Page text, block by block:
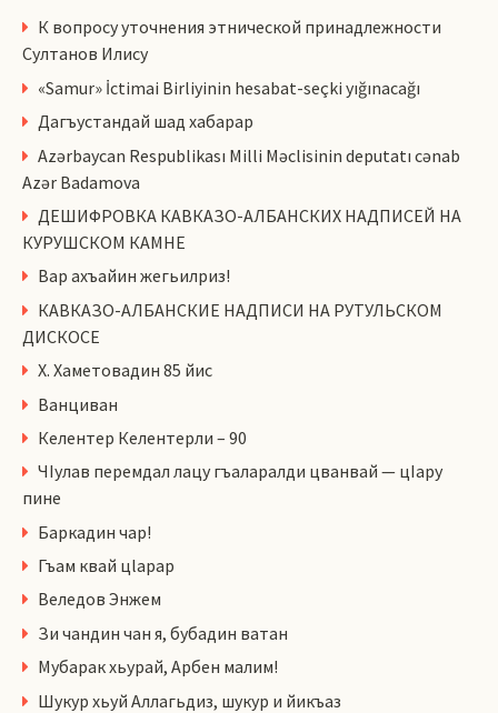
К вопросу уточнения этнической принадлежности
Султанов Илису
«Samur» İctimai Birliyinin hesabat-seçki yığınacağı
Дагъустандай шад хабарар
Azərbaycan Respublikası Milli Məclisinin deputatı cənab
Azər Badamova
ДЕШИФРОВКА КАВКАЗО-АЛБАНСКИХ НАДПИСЕЙ НА
КУРУШСКОМ КАМНЕ
Вар ахъайин жегьилриз!
КАВКАЗО-АЛБАНСКИЕ НАДПИСИ НА РУТУЛЬСКОМ
ДИСКОСЕ
Х. Хаметовадин 85 йис
Ванциван
Келентер Келентерли – 90
ЧIулав перемдал лацу гъаларалди цванвай — цIару
пине
Баркадин чар!
Гъам квай цlарар
Веледов Энжем
Зи чандин чан я, бубадин ватан
Мубарак хьурай, Арбен малим!
Шукур хьуй Аллагьдиз, шукур и йикъаз